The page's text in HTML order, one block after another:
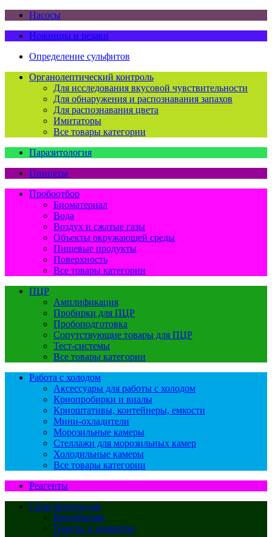
Насосы
Ножницы и резаки
Определение сульфитов
Органолептический контроль
Для исследования вкусовой чувствительности
Для обнаружения и распознавания запахов
Для распознавания цвета
Имитаторы
Все товары категории
Паразитология
Пинцеты
Пробоотбор
Биоматериал
Вода
Воздух и сжатые газы
Объекты окружающей среды
Пищевые продукты
Поверхность
Все товары категории
ПЦР
Амплификация
Пробирки для ПЦР
Пробоподготовка
Сопутствующие товары для ПЦР
Тест-системы
Все товары категории
Работа с холодом
Аксессуары для работы с холодом
Криопробирки и виалы
Криоштативы, контейнеры, емкости
Мини-охладители
Морозильные камеры
Стеллажи для морозильных камер
Холодильные камеры
Все товары категории
Реагенты
Сбор биоотходов
Контейнеры
Пакеты и конверты